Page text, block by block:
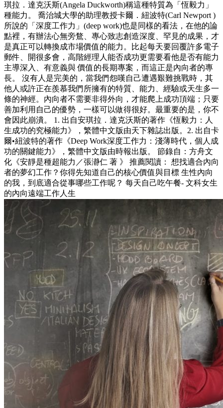
琪拉．達克沃斯(Angela Duckworth)稱這種特質為「恆毅力」
種能力。 喬治城大學的助理教授卡爾．紐波特(Carl Newport )
所說的「深度工作力」(deep work)也是同樣的看法，在他的論
點裡，有辦法心無旁鶩、專心致志創造深度、罕見的成果，才
是真正可以轉換成市場價值的能力。比起每天要回覆許多電子
郵件、開很多會，高階經理人能否成功更需要看他是否有能力
主導深入、有意義與 價值的長期專案，而這正是內向者的專
長。 沒有人是完美的，當我們怨嘆自己遭遇艱難挑戰時，其
他人或許正在羨慕我們所擁有的特質、能力、經驗或天生多一
條的神經。內向者不需要非得外向，才能爬上成功頂端；只要
善加利用自己的優勢，一樣可以做得很好。最重要的是，你不
會因此崩潰。 1. 出自安琪拉．達克沃斯的著作《恆毅力：人
生成功的究極能力》，繁體中文版由天下雜誌出版。2. 出自卡
爾•紐波特的著作《Deep Work深度工作力：淺薄時代，個人成
功的關鍵能力》，繁體中文版由時報出版。 節錄自：方舟文
化《安靜是種超能力／張瀞仁 著 》 推薦閱讀： 想找適合內向
者的夢幻工作？你得先知道自己的核心價值與目標 生性內向
的我，到底適合從事哪些工作呢？ 每天自己吃午餐- 文科女生
的內向遠端工作人生